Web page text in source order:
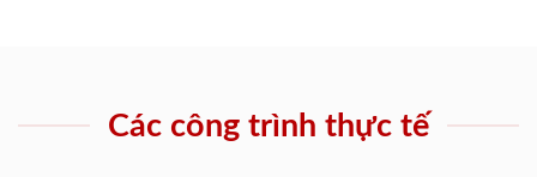
Các công trình thực tế